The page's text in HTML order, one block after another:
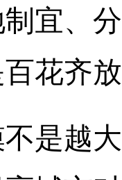
宜、
花齐
是越